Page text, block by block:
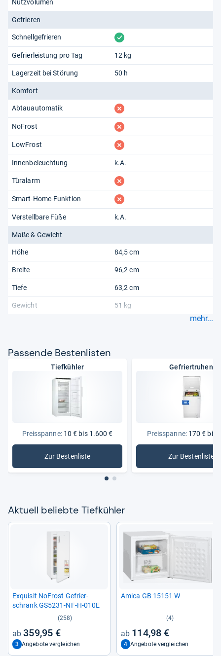
Produktdatenblatt
Redaktion von Testberichte.de
Nutzvolumen
Gefrieren
Schnellgefrieren vorhanden
Gefrierleistung pro Tag 12 kg
Lagerzeit bei Störung 50 h
Komfort
Abtauautomatik fehlt
NoFrost fehlt
LowFrost fehlt
Innenbeleuchtung k.A.
Türalarm fehlt
Smart-Home-Funktion fehlt
Verstellbare Füße k.A.
Maße & Gewicht
Höhe 84,5 cm
Breite 96,2 cm
Tiefe 63,2 cm
Gewicht 51 kg
mehr...
Pas­sende Bes­ten­lis­ten
Tiefkühler
Preisspanne:10 € bis 1.600 €
Zur Bestenliste
: Tiefkühler
Gefriertruhen
Preisspanne:170 € bis
Zur Bestenliste
:
Aktu­ell beliebte Tief­küh­ler
Exqui­sit NoFrost Gefrier­
schrank GS5231-​NF-​H-​010E
(258)
359,95 €
3 Angebote vergleichen
Amica GB 15151 W
(4)
114,98 €
4 Angebote vergleichen